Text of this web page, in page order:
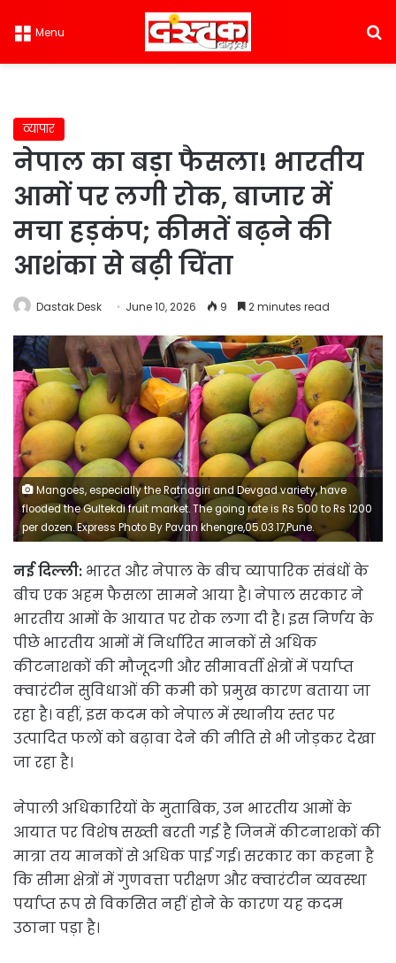
Menu
व्यापार
नेपाल का बड़ा फैसला! भारतीय
आमों पर लगी रोक, बाजार में
मचा हड़कंप; कीमतें बढ़ने की
आशंका से बढ़ी चिंता
Dastak Desk June 10, 2026 9 2 minutes read
Mangoes, especially the Ratnagiri and Devgad variety, have
flooded the Gultekdi fruit market. The going rate is Rs 500 to Rs 1200
per dozen. Express Photo By Pavan khengre,05.03.17,Pune.
नई दिल्ली: भारत और नेपाल के बीच व्यापारिक संबंधों के
बीच एक अहम फैसला सामने आया है। नेपाल सरकार ने
भारतीय आमों के आयात पर रोक लगा दी है। इस निर्णय के
पीछे भारतीय आमों में निर्धारित मानकों से अधिक
कीटनाशकों की मौजूदगी और सीमावर्ती क्षेत्रों में पर्याप्त
क्वारंटीन सुविधाओं की कमी को प्रमुख कारण बताया जा
रहा है। वहीं, इस कदम को नेपाल में स्थानीय स्तर पर
उत्पादित फलों को बढ़ावा देने की नीति से भी जोड़कर देखा
जा रहा है।
नेपाली अधिकारियों के मुताबिक, उन भारतीय आमों के
आयात पर विशेष सख्ती बरती गई है जिनमें कीटनाशकों की
मात्रा तय मानकों से अधिक पाई गई। सरकार का कहना है
कि सीमा क्षेत्रों में गुणवत्ता परीक्षण और क्वारंटीन व्यवस्था
पर्याप्त रूप से विकसित नहीं होने के कारण यह कदम
उठाना पड़ा है।